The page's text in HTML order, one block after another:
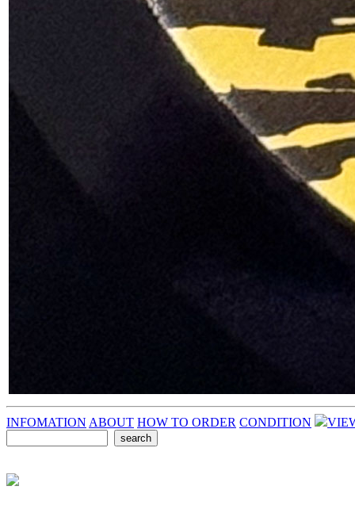
INFOMATION ABOUT HOW TO ORDER CONDITION